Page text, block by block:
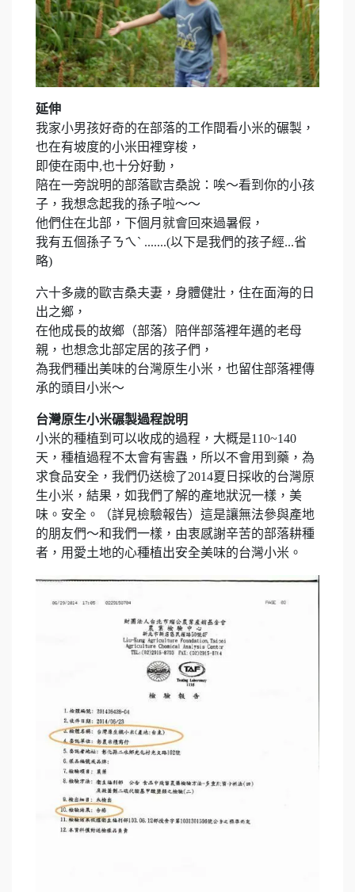
延伸
我家小男孩好奇的在部落的工作間看小米的碾製，
也在有坡度的小米田裡穿梭，
即使在雨中,也十分好動，
陪在一旁說明的部落歐吉桑說：唉～看到你的小孩
子，我想念起我的孫子啦～～
他們住在北部，下個月就會回來過暑假，
我有五個孫子ㄋㄟˋ .......(以下是我們的孩子經...省
略)
六十多歲的歐吉桑夫妻，身體健壯，住在面海的日
出之鄉，
在他成長的故鄉（部落）陪伴部落裡年邁的老母
親，也想念北部定居的孩子們，
為我們種出美味的台灣原生小米，也留住部落裡傳
承的頭目小米～
台灣原生小米碾製過程說明
小米的種植到可以收成的過程，大概是110~140
天，種植過程不太會有害蟲，所以不會用到藥，為
求食品安全，我們仍送檢了2014夏日採收的台灣原
生小米，結果，如我們了解的產地狀況一樣，美
味。安全。（詳見檢驗報告）這是讓無法參與產地
的朋友們～和我們一樣，由衷感謝辛苦的部落耕種
者，用愛土地的心種植出安全美味的台灣小米。